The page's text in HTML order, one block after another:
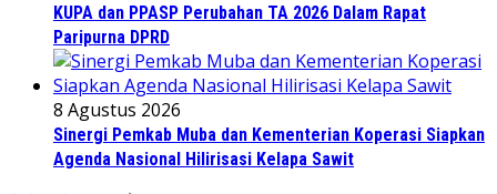
KUPA dan PPASP Perubahan TA 2026 Dalam Rapat
Paripurna DPRD
8 Agustus 2026
Sinergi Pemkab Muba dan Kementerian Koperasi Siapkan
Agenda Nasional Hilirisasi Kelapa Sawit